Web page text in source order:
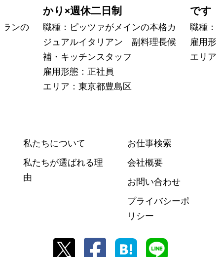
ランの
かり×週休二日制
職種：ピッツァがメインの本格カ
ジュアルイタリアン 副料理長候
補・キッチンスタッフ
雇用形態：正社員
エリア：東京都豊島区
です
職種：
雇用形
エリア
私たちについて
私たちが選ばれる理
由
お仕事検索
会社概要
お問い合わせ
プライバシーポ
リシー